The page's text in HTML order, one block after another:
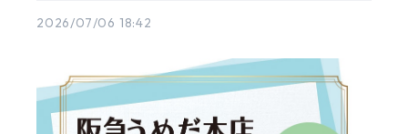
2026/07/06 18:42